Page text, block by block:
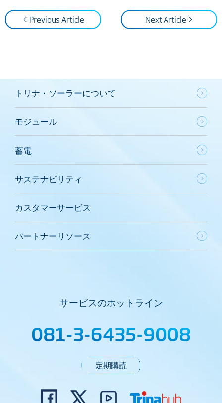
< Previous Article Next Article >
トリナ・ソーラーについて
モジュール
蓄電
サステナビリティ
カスタマーサービス
パートナーリソース
サービスのホットライン
081-3-6435-9008
定期購読